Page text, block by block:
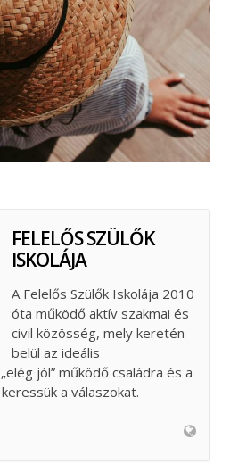
FELELŐS SZÜLŐK
ISKOLÁJA
A Felelős Szülők Iskolája 2010
óta működő aktív szakmai és
civil közösség, mely keretén
belül az ideális
jól” működő családra és a
a válaszokat.